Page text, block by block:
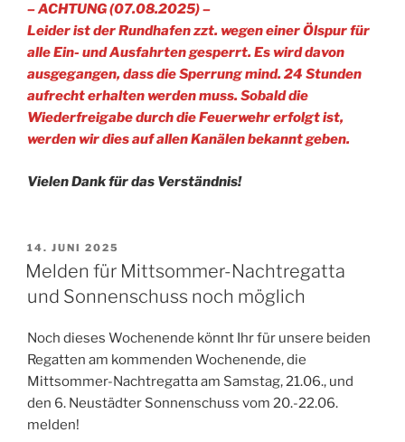
– ACHTUNG (07.08.2025) –
Leider ist der Rundhafen zzt. wegen einer Ölspur für
alle Ein- und Ausfahrten gesperrt. Es wird davon
ausgegangen, dass die Sperrung mind. 24 Stunden
aufrecht erhalten werden muss. Sobald die
Wiederfreigabe durch die Feuerwehr erfolgt ist,
werden wir dies auf allen Kanälen bekannt geben.
Vielen Dank für das Verständnis!
VERÖFFENTLICHT
AM
14. JUNI 2025
Melden für Mittsommer-Nachtregatta
und Sonnenschuss noch möglich
Noch dieses Wochenende könnt Ihr für unsere beiden
Regatten am kommenden Wochenende, die
Mittsommer-Nachtregatta am Samstag, 21.06., und
den 6. Neustädter Sonnenschuss vom 20.-22.06.
melden!